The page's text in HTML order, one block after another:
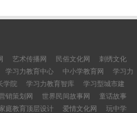
艺术传播网 民俗文化网
刺绣文化
学习力教育中心 中小学教育网
学习力
学院 学习力教育智库
学习型城市建
销策划网 世界民间故事网
童话故事
庭教育顶层设计 爱情文化网 玩中学